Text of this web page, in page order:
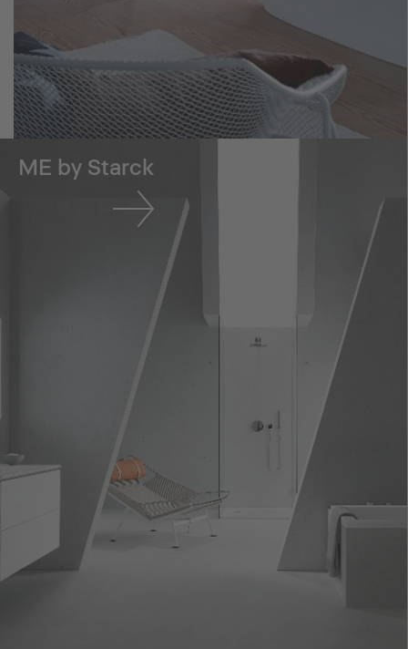
ME by Starck